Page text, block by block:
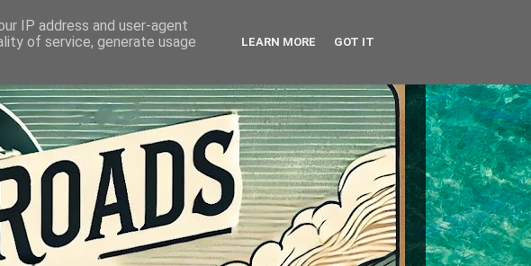
IP address and user-agent
of service, generate usage
LEARN MORE GOT IT